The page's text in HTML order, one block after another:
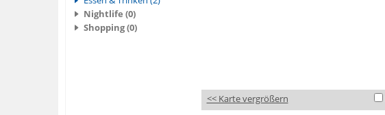
Nightlife (0)
Shopping (0)
<< Karte vergrößern